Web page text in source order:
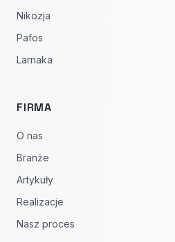
Nikozja
Pafos
Larnaka
FIRMA
O nas
Branże
Artykuły
Realizacje
Nasz proces